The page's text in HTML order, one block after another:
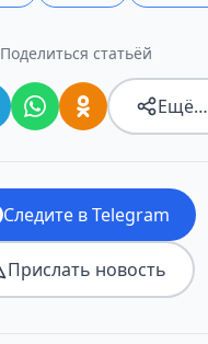
Поделиться статьёй
Ещё…
Следите в Telegram
Прислать новость